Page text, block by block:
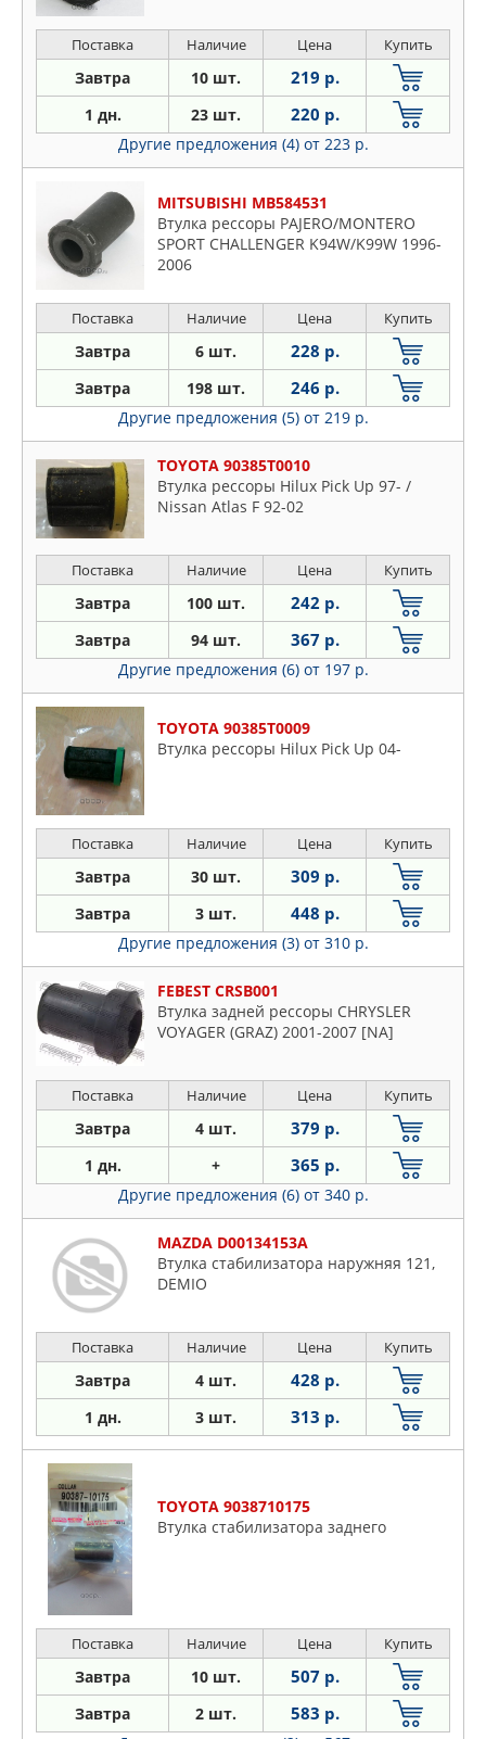
METALCAUCHO
MITSUBISHI
MOOG
NAKAYAMA
NISSAN
OPTIMAL
PARTS MALL
PATRON
PERFECT
QUATTRO FRENI
RBI
STELLOX
SUBARU
SUFIX
SUZUKI
SWAG
TATSUMI
TEDGUM
TOYOTA
ZEKKERT
ZENTPARTS
Поставка Наличие Цена Купить
Завтра 10 шт. 219 р.
1 дн. 23 шт. 220 р.
Другие предложения (4) от 223 р.
MITSUBISHI MB584531
Втулка рессоры PAJERO/MONTERO
SPORT CHALLENGER K94W/K99W 1996-
2006
Поставка Наличие Цена Купить
Завтра 6 шт. 228 р.
Завтра 198 шт. 246 р.
Другие предложения (5) от 219 р.
TOYOTA 90385T0010
Втулка рессоры Hilux Pick Up 97- /
Nissan Atlas F 92-02
Поставка Наличие Цена Купить
Завтра 100 шт. 242 р.
Завтра 94 шт. 367 р.
Другие предложения (6) от 197 р.
TOYOTA 90385T0009
Втулка рессоры Hilux Pick Up 04-
Поставка Наличие Цена Купить
Завтра 30 шт. 309 р.
Завтра 3 шт. 448 р.
Другие предложения (3) от 310 р.
FEBEST CRSB001
Втулка задней рессоры CHRYSLER
VOYAGER (GRAZ) 2001-2007 [NA]
Поставка Наличие Цена Купить
Завтра 4 шт. 379 р.
1 дн. + 365 р.
Другие предложения (6) от 340 р.
MAZDA D00134153A
Втулка стабилизатора наружняя 121,
DEMIO
Поставка Наличие Цена Купить
Завтра 4 шт. 428 р.
1 дн. 3 шт. 313 р.
TOYOTA 9038710175
Втулка стабилизатора заднего
Поставка Наличие Цена Купить
Завтра 10 шт. 507 р.
Завтра 2 шт. 583 р.